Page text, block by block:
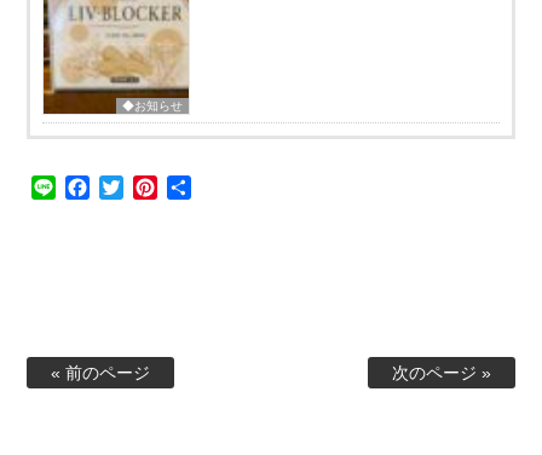
◆お知らせ
Line Facebook
TwitterPinterest
« 前のページ 次のページ »